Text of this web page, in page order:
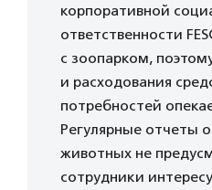
корпоративной
ответственности
с зоопарком,
и расходования
потребностей
Регулярные отчеты
животных не
сотрудники